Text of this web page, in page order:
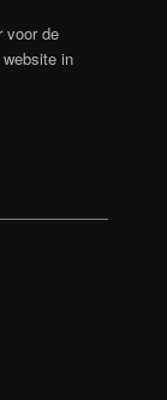
voor de
in